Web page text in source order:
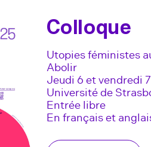
Colloque
Utopies féministes
Abolir
Jeudi 6 et vendredi
Université de
Entrée libre
En français et